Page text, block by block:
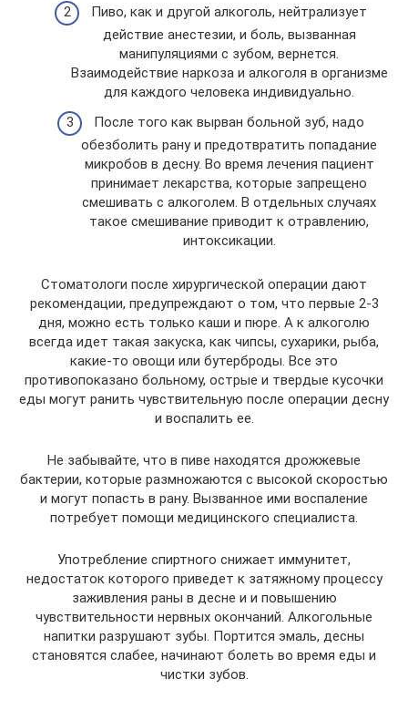
Пиво, как и другой алкоголь, нейтрализует
действие анестезии, и боль, вызванная
манипуляциями с зубом, вернется.
Взаимодействие наркоза и алкоголя в организме
для каждого человека индивидуально.
После того как вырван больной зуб, надо
обезболить рану и предотвратить попадание
микробов в десну. Во время лечения пациент
принимает лекарства, которые запрещено
смешивать с алкоголем. В отдельных случаях
такое смешивание приводит к отравлению,
интоксикации.
Стоматологи после хирургической операции дают
рекомендации, предупреждают о том, что первые 2-3
дня, можно есть только каши и пюре. А к алкоголю
всегда идет такая закуска, как чипсы, сухарики, рыба,
какие-то овощи или бутерброды. Все это
противопоказано больному, острые и твердые кусочки
еды могут ранить чувствительную после операции десну
и воспалить ее.
Не забывайте, что в пиве находятся дрожжевые
бактерии, которые размножаются с высокой скоростью
и могут попасть в рану. Вызванное ими воспаление
потребует помощи медицинского специалиста.
Употребление спиртного снижает иммунитет,
недостаток которого приведет к затяжному процессу
заживления раны в десне и и повышению
чувствительности нервных окончаний. Алкогольные
напитки разрушают зубы. Портится эмаль, десны
становятся слабее, начинают болеть во время еды и
чистки зубов.